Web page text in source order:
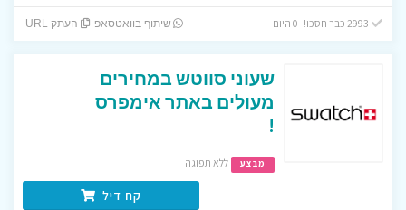
שיתוף בוואטסאפ העתק URL
שעוני סווטש במחירים
מעולים באתר אימפרס
!
מבצע ללא תפוגה
קח דיל